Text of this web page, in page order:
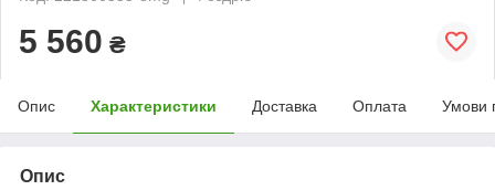
5 560 ₴
Опис Характеристики Доставка Оплата Умови
Опис